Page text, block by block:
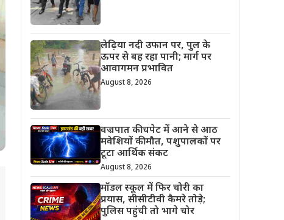
लेढ़िया नदी उफान पर, पुल के
ऊपर से बह रहा पानी; मार्ग पर
आवागमन प्रभावित
August 8, 2026
वज्रपात की चपेट में आने से आठ
मवेशियों की मौत, पशुपालकों पर
टूटा आर्थिक संकट
August 8, 2026
मॉडल स्कूल में फिर चोरी का
प्रयास, सीसीटीवी कैमरे तोड़े;
पुलिस पहुंची तो भागे चोर